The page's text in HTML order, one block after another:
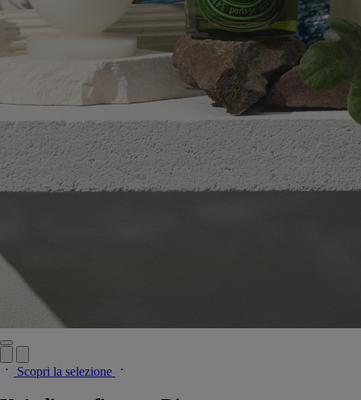
Scopri la selezione